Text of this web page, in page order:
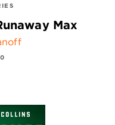
Max